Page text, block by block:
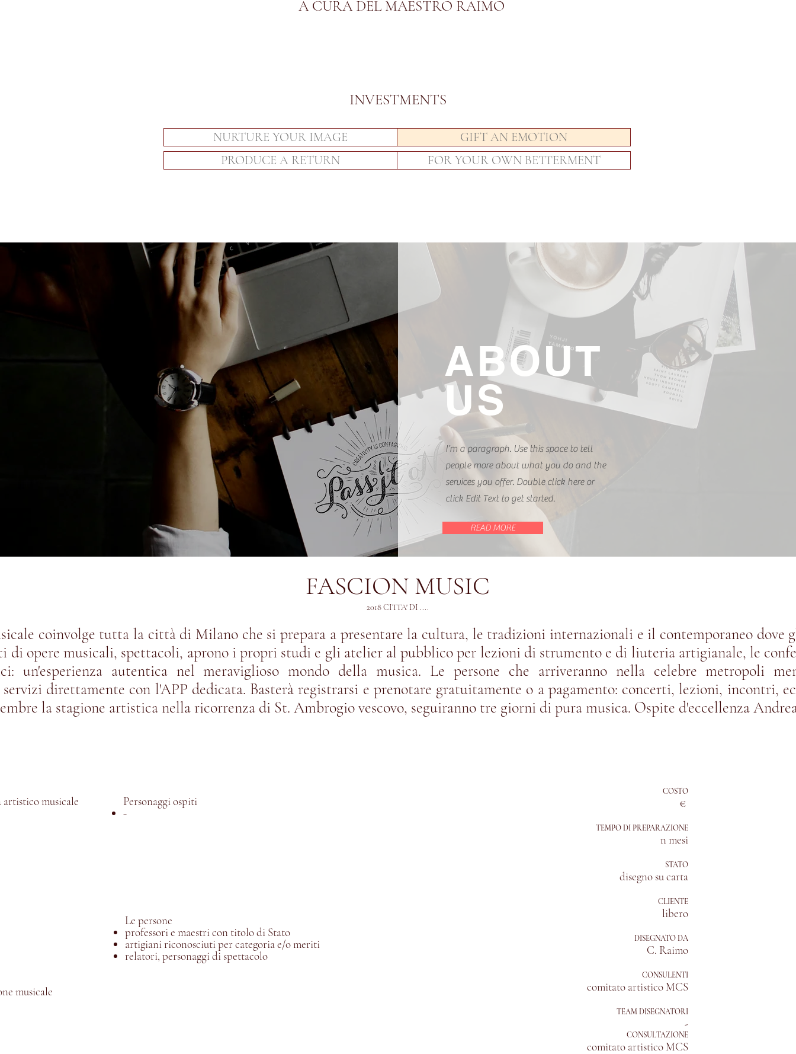
A CURA DEL MAESTRO RAIMO
INVESTMENTS
PRODUCE A RETURN
GIFT AN EMOTION
FOR YOUR OWN BETTERMENT
NURTURE YOUR IMAGE
ABOUT
US
I’m a paragraph. Use this space to tell
people more about what you do and the
services you offer. Double click here or
click Edit Text to get started.
READ MORE
FASCION MUSIC
2018 CITTA' DI ....
coinvolge tutta la città di Milano che si prepara a presentare la cultura, le tradizioni internazionali e il contemporaneo
di opere musicali, spettacoli, aprono i propri studi e gli atelier al pubblico per lezioni di strumento e di liuteria artigianale, le
un'esperienza autentica nel meraviglioso mondo della musica. Le persone che arriveranno nella celebre metropoli
direttamente con l'APP dedicata. Basterà registrarsi e prenotare gratuitamente o a pagamento: concerti, lezioni, incontri,
la stagione artistica nella ricorrenza di St. Ambrogio vescovo, seguiranno tre giorni di pura musica. Ospite d'eccellenza
musicale
musicale
Personaggi ospiti
-
COSTO
€
TEMPO DI PREPARAZIONE
n mesi
STATO
disegno su carta
CLIENTE
libero
DISEGNATO DA
C. Raimo
CONSULENTI
comitato artistico MCS
TEAM DISEGNATORI
-
CONSULTAZIONE
comitato artistico MCS
Le persone
professori e maestri con titolo di Stato
artigiani riconosciuti per categoria e/o meriti
relatori, personaggi di spettacolo